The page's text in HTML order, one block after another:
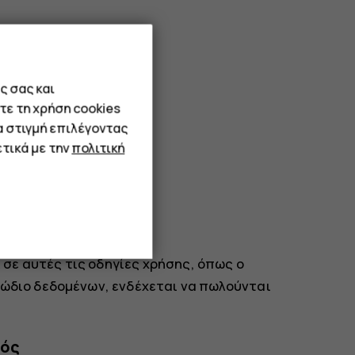
αυτές τις οδηγίες χρήσης, όπως ο
δεδομένων, ενδέχεται να πωλούνται
σας και
τη χρήση cookies
επιλέγοντας
με τηνπολιτική